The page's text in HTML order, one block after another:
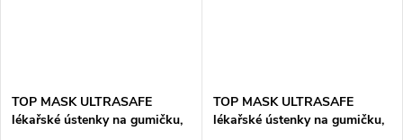
TOP MASK ULTRASAFE
lékařské ústenky na gumičku,
TOP MASK ULTRASAFE
lékařské ústenky na gumičku,